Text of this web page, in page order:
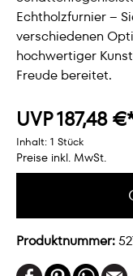
Echtholzfurnier –
verschiedenen
hochwertiger
Freude bereitet.
UVP 187,48
Inhalt: 1 Stück
Preise inkl. MwSt.
Produktnummer: